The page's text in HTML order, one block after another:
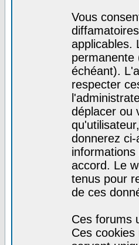
Vous
applicables.
permanente
échéant).
respecter
déplacer ou
donnerez
accord. Le
tenus pour
de ces
Ces forums
Ces